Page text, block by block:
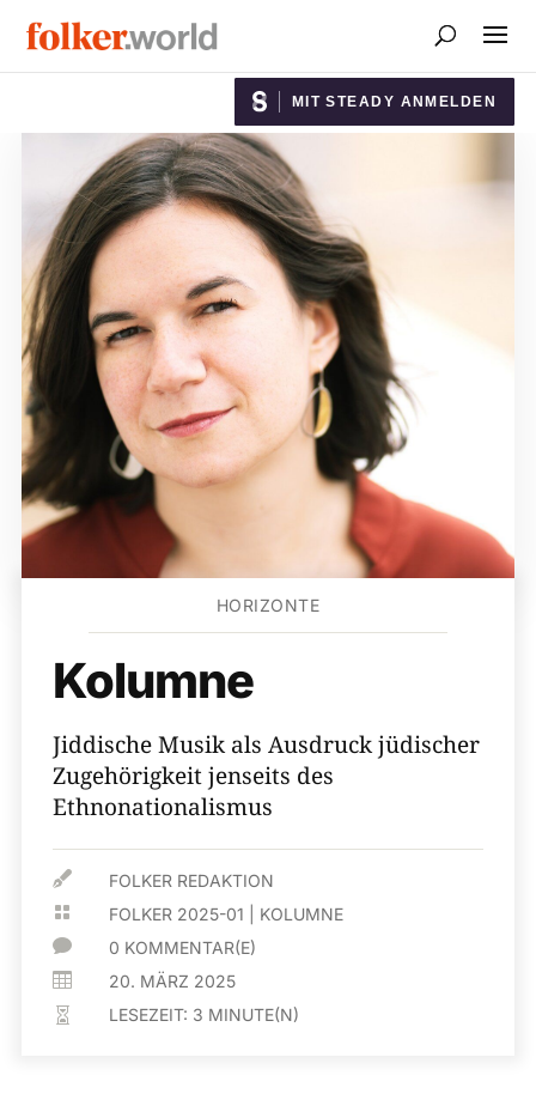
MIT STEADY ANMELDEN
HORIZONTE
Kolumne
Jiddische Musik als Ausdruck jüdischer
Zugehörigkeit jenseits des
Ethnonationalismus
 FOLKER REDAKTION
 FOLKER 2025-01 KOLUMNE
 0 KOMMENTAR(E)
 20. MÄRZ 2025
 LESEZEIT: 3 MINUTE(N)